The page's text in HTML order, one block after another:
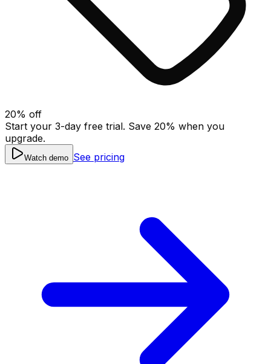
20% off
Start your 3-day free trial. Save 20% when you
upgrade.
Watch demo See pricing